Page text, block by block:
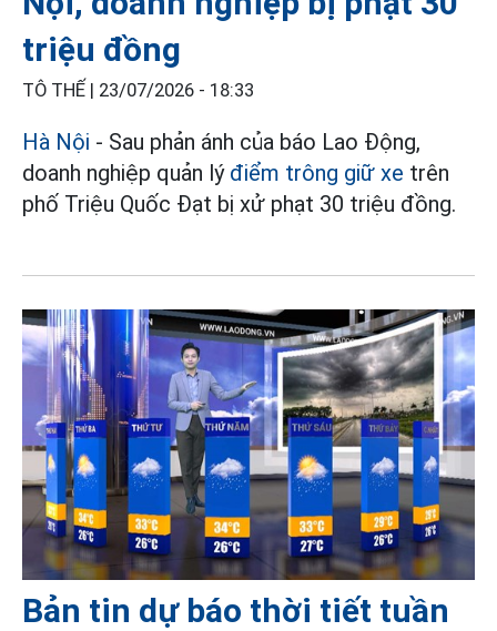
triệu đồng
TÔ THẾ | 23/07/2026 - 18:33
Hà Nội - Sau phản ánh của báo Lao Động,
doanh nghiệp quản lý điểm trông giữ xe trên
phố Triệu Quốc Đạt bị xử phạt 30 triệu đồng.
Bản tin dự báo thời tiết tuần